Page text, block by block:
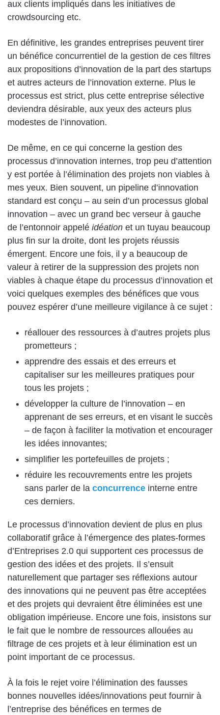
aux clients impliqués dans les initiatives de
crowdsourcing etc.
En définitive, les grandes entreprises peuvent tirer
un bénéfice concurrentiel de la gestion de ces filtres
aux propositions d’innovation de la part des startups
et autres acteurs de l’innovation externe. Plus le
processus est strict, plus cette entreprise sélective
deviendra désirable, aux yeux des acteurs plus
modestes de l’innovation.
De même, en ce qui concerne la gestion des
processus d’innovation internes, trop peu d’attention
y est portée à l’élimination des projets non viables à
mes yeux. Bien souvent, un pipeline d’innovation
standard est conçu – au sein d’un processus global
innovation – avec un grand bec verseur à gauche
de l’entonnoir appelé idéation et un tuyau beaucoup
plus fin sur la droite, dont les projets réussis
émergent. Encore une fois, il y a beaucoup de
valeur à retirer de la suppression des projets non
viables à chaque étape du processus d’innovation et
voici quelques exemples des bénéfices que vous
pouvez espérer d’une meilleure vigilance à ce sujet :
réallouer des ressources à d’autres projets plus
prometteurs ;
apprendre des essais et des erreurs et
capitaliser sur les meilleures pratiques pour
tous les projets ;
développer la culture de l’innovation – en
apprenant de ses erreurs, et en visant le succès
– de façon à faciliter la motivation et encourager
les idées innovantes;
simplifier les portefeuilles de projets ;
réduire les recouvrements entre les projets
sans parler de la concurrence interne entre
ces derniers.
Le processus d’innovation devient de plus en plus
collaboratif grâce à l’émergence des plates-formes
d’Entreprises 2.0 qui supportent ces processus de
gestion des idées et des projets. Il s’ensuit
naturellement que partager ses réflexions autour
des innovations qui ne peuvent pas être acceptées
et des projets qui devraient être éliminées est une
obligation impérieuse. Encore une fois, insistons sur
le fait que le nombre de ressources allouées au
filtrage de ces projets et à leur élimination est un
point important de ce processus.
À la fois le rejet voire l’élimination des fausses
bonnes nouvelles idées/innovations peut fournir à
l’entreprise des bénéfices en termes de